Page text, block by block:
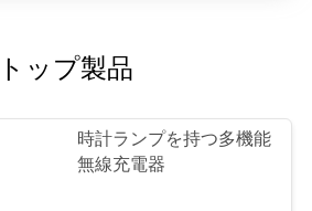
トップ製品
時計ランプを持つ多機能
無線充電器